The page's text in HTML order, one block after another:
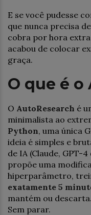
E se você pudesse
que nunca precisa
cobra por hora
acabou de colocar
graça.
O que é o
O AutoResearch é
minimalista ao
Python, uma única
ideia é simples e
de IA (Claude, GPT-
propõe uma
hiperparâmetro,
exatamente 5
mantém ou
Sem parar.